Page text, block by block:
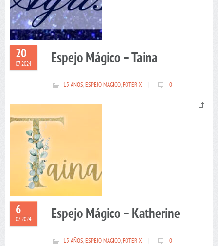
20
07 2024 Espejo Mágico – Taina
15 AÑOS,ESPEJO MAGICO,FOTERIX 0
6
07 2024 Espejo Mágico – Katherine
15 AÑOS,ESPEJO MAGICO,FOTERIX 0